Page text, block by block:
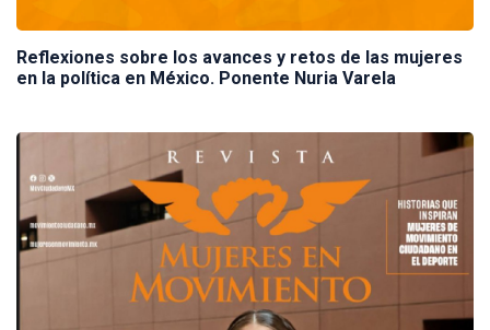
Reflexiones sobre los avances y retos de las mujeres
en la política en México. Ponente Nuria Varela